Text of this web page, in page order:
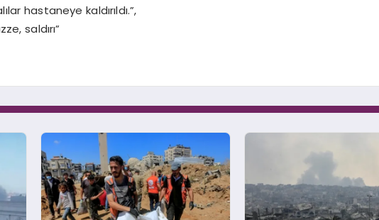
hastaneye kaldırıldı.”,
saldırı”